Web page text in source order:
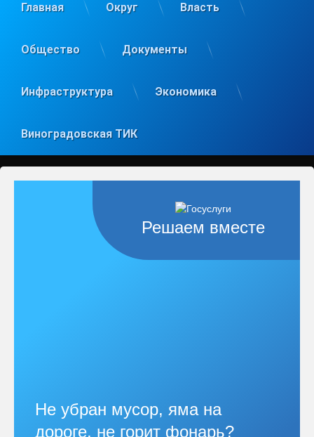
Главная Округ Власть
Общество Документы
Инфраструктура Экономика
Виноградовская ТИК
Решаем вместе
Не убран мусор, яма на
дороге, не горит фонарь?